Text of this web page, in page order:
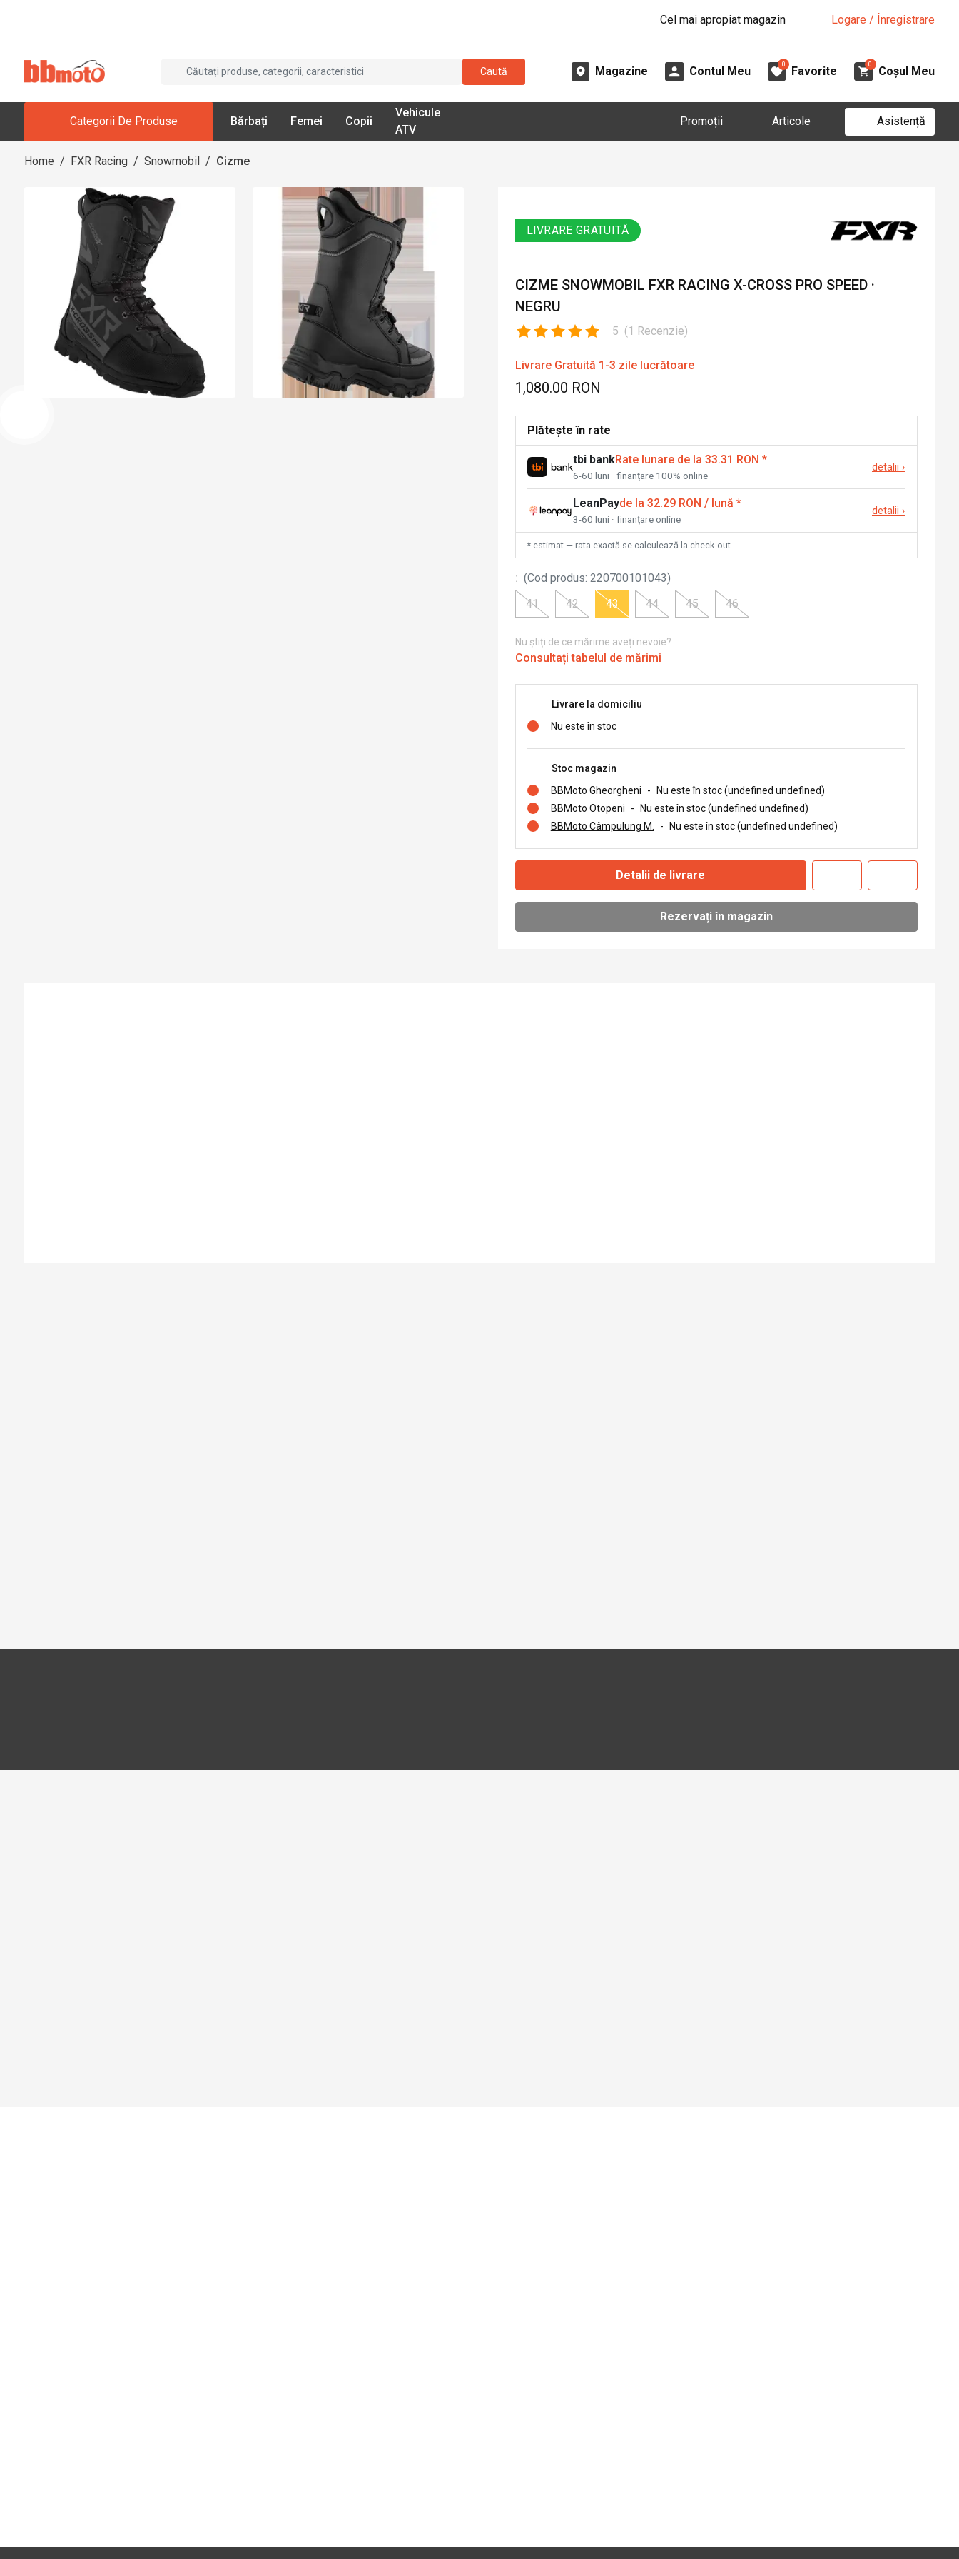
Cel mai apropiat magazin Logare / Înregistrare
Caută Magazine Contul Meu
0
Favorite
0
Coșul Meu
Categorii De Produse Bărbați Femei Copii
Vehicule
ATV
Promoții Articole Asistență
Home / FXR Racing / Snowmobil / Cizme
LIVRARE GRATUITĂ
CIZME SNOWMOBIL FXR RACING X-CROSS PRO SPEED ·
NEGRU
5 (1 Recenzie)
Livrare Gratuită 1-3 zile lucrătoare
1,080.00 RON
Plătește în rate
tbi bankRate lunare de la 33.31 RON *
6-60 luni · finanțare 100% online
detalii ›
LeanPayde la 32.29 RON / lună *
3-60 luni · finanțare online
detalii ›
* estimat — rata exactă se calculează la check-out
: (Cod produs: 220700101043)
41
42 43 44 45 46
Nu știți de ce mărime aveți nevoie?
Consultați tabelul de mărimi
Livrare la domiciliu
Nu este în stoc
Stoc magazin
BBMoto Gheorgheni
-
Nu este în stoc (undefined undefined)
BBMoto Otopeni
-
Nu este în stoc (undefined undefined)
BBMoto Câmpulung M.
- Nu este în stoc (undefined undefined)
Detalii de livrare
Rezervați în magazin